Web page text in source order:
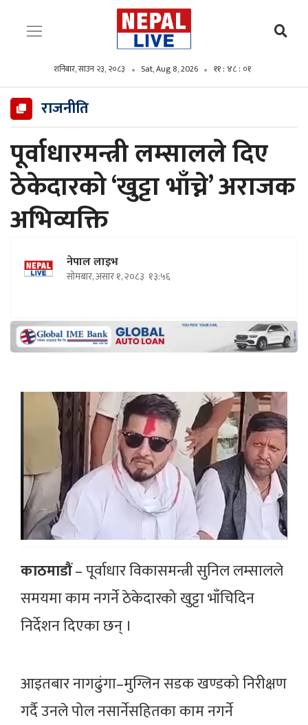
शनिबार, साउन २३, २०८३ Sat, Aug 8, 2026 ११ : ४८ : ०३
राजनीति
पूर्वाधारमन्त्री लम्सालले दिए
ठेकेदारको ‘खुट्टा भाँच्ने’ अराजक
अभिव्यक्ति
नेपाल लाइभ
सोमबार, असार १, २०८३ १३:५६
काठमाडौं– पूर्वाधार विकासमन्त्री सुनिल लम्सालले
समयमा काम नगर्ने ठेकेदारको खुट्टा भाँचिदिन
निर्देशन दिएका छन् ।
आइतबार नागढुंगा–मुग्लिन सडक खण्डको निरीक्षण
गर्दै उनले पोल नसार्नेसहितका काम नगर्ने